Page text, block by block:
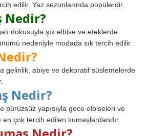
edilir. Yaz sezonlarında popülerdir.
Nedir?
dokusuyla şık elbise ve eteklerde
nedeniyle modada sık tercih edilir.
gelinlik, abiye ve dekoratif süslemelerde
Nedir?
pürüzsüz yapısıyla gece elbiseleri ve
çok tercih edilen kumaşlardandır.